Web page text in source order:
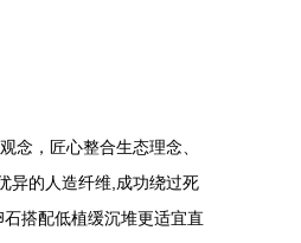
念，匠心整合生态理念、
异的人造纤维,成功绕过死
搭配低植缓沉堆更适宜直